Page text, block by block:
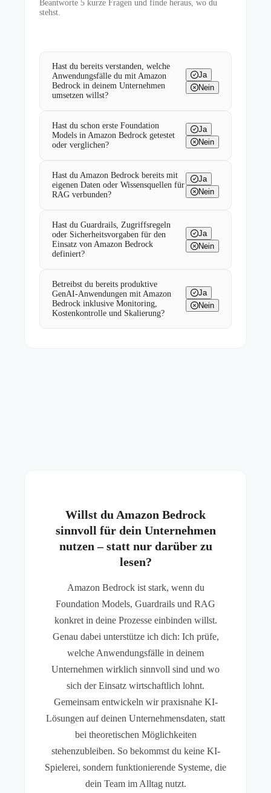
Beantworte 5 kurze Fragen und finde heraus, wo du
stehst.
Hast du bereits verstanden, welche
Anwendungsfälle du mit Amazon
Bedrock in deinem Unternehmen
umsetzen willst?
Ja
Nein
Hast du schon erste Foundation
Models in Amazon Bedrock getestet
oder verglichen?
Ja
Nein
Hast du Amazon Bedrock bereits mit
eigenen Daten oder Wissensquellen für
RAG verbunden?
Ja
Nein
Hast du Guardrails, Zugriffsregeln
oder Sicherheitsvorgaben für den
Einsatz von Amazon Bedrock
definiert?
Ja
Nein
Betreibst du bereits produktive
GenAI-Anwendungen mit Amazon
Bedrock inklusive Monitoring,
Kostenkontrolle und Skalierung?
Ja
Nein
Willst du Amazon Bedrock
sinnvoll für dein Unternehmen
nutzen – statt nur darüber zu
lesen?
Amazon Bedrock ist stark, wenn du
Foundation Models, Guardrails und RAG
konkret in deine Prozesse einbinden willst.
Genau dabei unterstütze ich dich: Ich prüfe,
welche Anwendungsfälle in deinem
Unternehmen wirklich sinnvoll sind und wo
sich der Einsatz wirtschaftlich lohnt.
Gemeinsam entwickeln wir praxisnahe KI-
Lösungen auf deinen Unternehmensdaten, statt
bei theoretischen Möglichkeiten
stehenzubleiben. So bekommst du keine KI-
Spielerei, sondern funktionierende Systeme, die
dein Team im Alltag nutzt.